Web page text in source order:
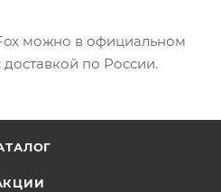
можно в официальном
по России.